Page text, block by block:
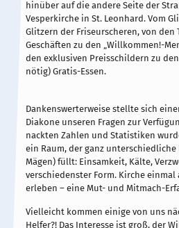
hinüber auf die andere Seite der
Vesperkirche in St. Leonhard. Vom
Glitzern der Friseurscheren, von den
Geschäften zu den „Willkommen!-
den exklusiven Preisschildern zu
nötig) Gratis-Essen.
Dankenswerterweise stellte sich
Diakone unseren Fragen zur
nackten Zahlen und Statistiken
ein Raum, der ganz
Mägen) füllt: Einsamkeit, Kälte,
verschiedenster Form. Kirche
erleben – eine Mut- und Mitmach-
Vielleicht kommen einige von uns
Helfer?! Das Interesse ist groß, der